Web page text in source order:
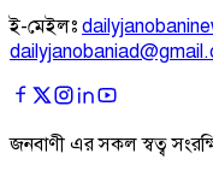
ই-মেইলঃ
জনবাণী এর সকল স্বত্ব